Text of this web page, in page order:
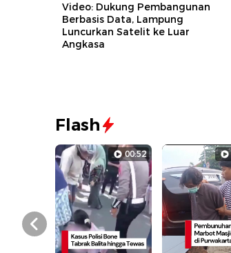
Video: Dukung Pembangunan
Berbasis Data, Lampung
Luncurkan Satelit ke Luar
Angkasa
Flash
00:52
Prev